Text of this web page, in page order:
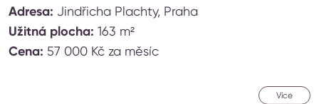
Adresa: Jindřicha Plachty, Praha
Užitná plocha: 163 m²
Cena: 57 000 Kč za měsíc
Více